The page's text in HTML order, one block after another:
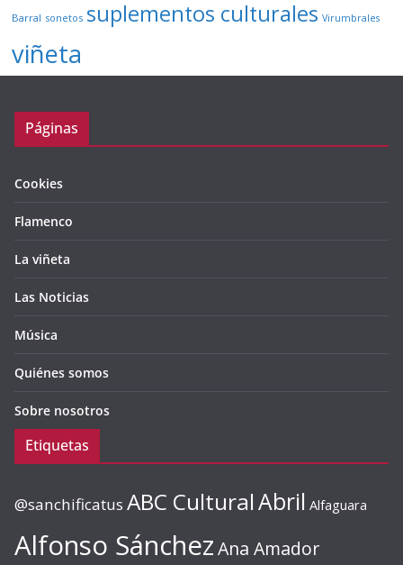
Barral sonetos suplementos culturales Virumbrales
viñeta
Páginas
Cookies
Flamenco
La viñeta
Las Noticias
Música
Quiénes somos
Sobre nosotros
Etiquetas
@sanchificatus ABC CulturalAbril Alfaguara
Alfonso SánchezAna Amador